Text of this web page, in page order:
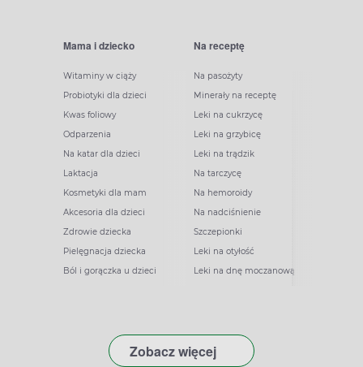
Mama i dziecko
Witaminy w ciąży
Probiotyki dla dzieci
Kwas foliowy
Odparzenia
Na katar dla dzieci
Laktacja
Kosmetyki dla mam
Akcesoria dla dzieci
Zdrowie dziecka
Pielęgnacja dziecka
Ból i gorączka u dzieci
Na receptę
Na pasożyty
Minerały na receptę
Leki na cukrzycę
Leki na grzybicę
Leki na trądzik
Na tarczycę
Na hemoroidy
Na nadciśnienie
Szczepionki
Leki na otyłość
Leki na dnę moczanową
Zobacz więcej